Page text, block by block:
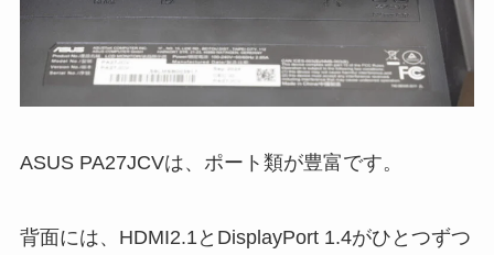
ASUS PA27JCVは、ポート類が豊富です。
背面には、HDMI2.1とDisplayPort 1.4がひとつずつ